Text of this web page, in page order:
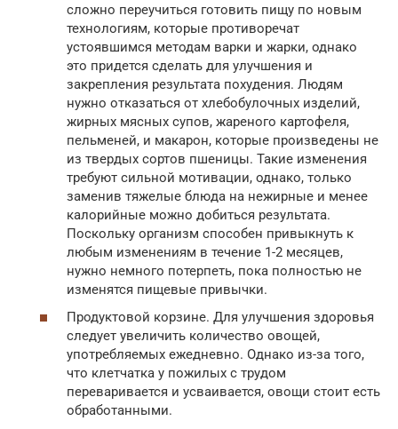
сложно переучиться готовить пищу по новым
технологиям, которые противоречат
устоявшимся методам варки и жарки, однако
это придется сделать для улучшения и
закрепления результата похудения. Людям
нужно отказаться от хлебобулочных изделий,
жирных мясных супов, жареного картофеля,
пельменей, и макарон, которые произведены не
из твердых сортов пшеницы. Такие изменения
требуют сильной мотивации, однако, только
заменив тяжелые блюда на нежирные и менее
калорийные можно добиться результата.
Поскольку организм способен привыкнуть к
любым изменениям в течение 1-2 месяцев,
нужно немного потерпеть, пока полностью не
изменятся пищевые привычки.
Продуктовой корзине. Для улучшения здоровья
следует увеличить количество овощей,
употребляемых ежедневно. Однако из-за того,
что клетчатка у пожилых с трудом
переваривается и усваивается, овощи стоит есть
обработанными.